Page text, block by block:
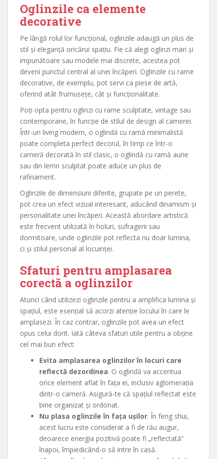
Oglinzile ca elemente
decorative
Pe lângă rolul lor funcțional, oglinzile adaugă un plus de
stil și eleganță oricărui spațiu. Fie că alegi oglinzi mari și
impunătoare sau modele mai discrete, acestea pot
deveni punctul central al unei încăperi. Oglinzile cu rame
decorative, de exemplu, pot servi ca piese de artă,
oferind atât frumusețe, cât și funcționalitate.
Poți opta pentru oglinzi cu rame sculptate, vintage sau
contemporane, în funcție de stilul de design al camerei.
Într-un living modern, o oglindă cu ramă minimalistă
poate completa perfect decorul, în timp ce într-o
cameră decorată în stil clasic, o oglindă cu ramă aurie
sau din lemn sculptat poate aduce un plus de
rafinament.
Oglinzile de dimensiuni diferite, grupate pe un perete,
pot crea un efect vizual interesant, aducând dinamism și
personalitate unei încăperi. Această abordare artistică
este frecvent utilizată în holuri, sufragerii sau
dormitoare, unde oglinzile pot reflecta nu doar lumina,
ci și stilul personal al locuinței.
Sfaturi pentru amplasarea
corectă a oglinzilor
Atunci când utilizezi oglinzile pentru a amplifica lumina și
spațiul, este esențial să acorzi atenție locului în care le
amplasezi. În caz contrar, oglinzile pot avea un efect
opus celui dorit. Iată câteva sfaturi utile pentru a obține
cel mai bun efect:
Evita amplasarea oglinzilor în locuri care
reflectă dezordinea. O oglindă va accentua
orice element aflat în fața ei, inclusiv aglomerația
dintr-o cameră. Asigură-te că spațiul reflectat este
bine organizat și ordonat.
Nu plasa oglinzile în fața ușilor. În feng shui,
acest lucru este considerat a fi de rău augur,
deoarece energia pozitivă poate fi „reflectată”
înapoi, împiedicând-o să intre în casă.